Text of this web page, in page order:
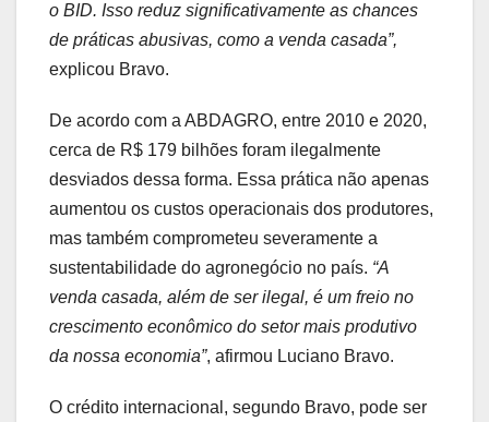
o BID. Isso reduz significativamente as chances
de práticas abusivas, como a venda casada”,
explicou Bravo.
De acordo com a ABDAGRO, entre 2010 e 2020,
cerca de R$ 179 bilhões foram ilegalmente
desviados dessa forma. Essa prática não apenas
aumentou os custos operacionais dos produtores,
mas também comprometeu severamente a
sustentabilidade do agronegócio no país. “A
venda casada, além de ser ilegal, é um freio no
crescimento econômico do setor mais produtivo
da nossa economia”, afirmou Luciano Bravo.
O crédito internacional, segundo Bravo, pode ser